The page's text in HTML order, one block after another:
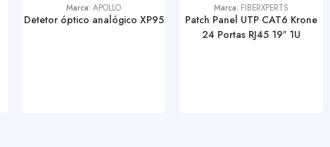
Marca: APOLLO
Detetor óptico analógico XP95
Marca: FIBERXPERTS
Patch Panel UTP CAT6 Krone
24 Portas RJ45 19″ 1U